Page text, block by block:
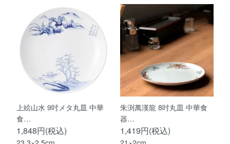
上絵山水 9吋メタ丸皿 中華
食…
1,848円(税込)
朱渕萬漢龍 8吋丸皿 中華食
器…
1,419円(税込)